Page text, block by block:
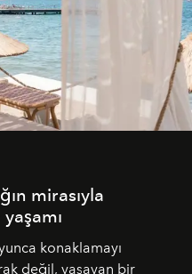
mirasıyla
konaklamayı
değil, yaşayan bir